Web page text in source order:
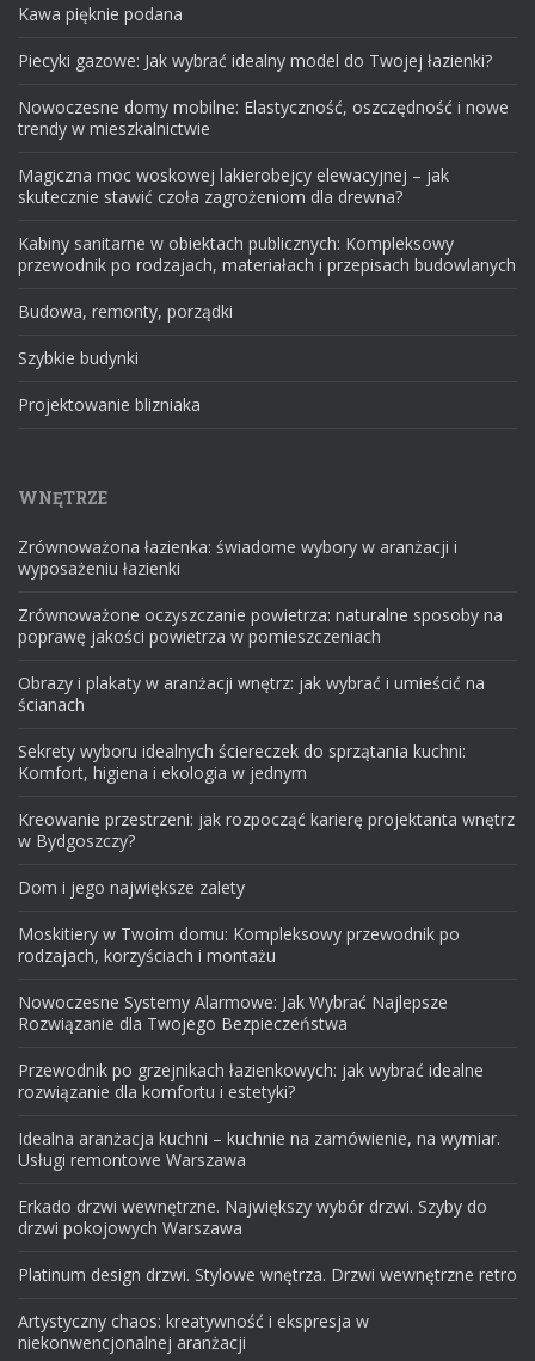
Kawa pięknie podana
Piecyki gazowe: Jak wybrać idealny model do Twojej łazienki?
Nowoczesne domy mobilne: Elastyczność, oszczędność i nowe
trendy w mieszkalnictwie
Magiczna moc woskowej lakierobejcy elewacyjnej – jak
skutecznie stawić czoła zagrożeniom dla drewna?
Kabiny sanitarne w obiektach publicznych: Kompleksowy
przewodnik po rodzajach, materiałach i przepisach budowlanych
Budowa, remonty, porządki
Szybkie budynki
Projektowanie blizniaka
WNĘTRZE
Zrównoważona łazienka: świadome wybory w aranżacji i
wyposażeniu łazienki
Zrównoważone oczyszczanie powietrza: naturalne sposoby na
poprawę jakości powietrza w pomieszczeniach
Obrazy i plakaty w aranżacji wnętrz: jak wybrać i umieścić na
ścianach
Sekrety wyboru idealnych ściereczek do sprzątania kuchni:
Komfort, higiena i ekologia w jednym
Kreowanie przestrzeni: jak rozpocząć karierę projektanta wnętrz
w Bydgoszczy?
Dom i jego największe zalety
Moskitiery w Twoim domu: Kompleksowy przewodnik po
rodzajach, korzyściach i montażu
Nowoczesne Systemy Alarmowe: Jak Wybrać Najlepsze
Rozwiązanie dla Twojego Bezpieczeństwa
Przewodnik po grzejnikach łazienkowych: jak wybrać idealne
rozwiązanie dla komfortu i estetyki?
Idealna aranżacja kuchni – kuchnie na zamówienie, na wymiar.
Usługi remontowe Warszawa
Erkado drzwi wewnętrzne. Największy wybór drzwi. Szyby do
drzwi pokojowych Warszawa
Platinum design drzwi. Stylowe wnętrza. Drzwi wewnętrzne retro
Artystyczny chaos: kreatywność i ekspresja w
niekonwencjonalnej aranżacji